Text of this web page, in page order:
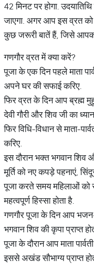
42 मिनट पर होगा.
जाएगा. अगर आप इस व्रत को
कुछ जरूरी बातें हैं, जिसे
गणगौर व्रत में क्या करें?
पूजा के एक दिन पहले माता
अपने घर की सफाई करिए.
फिर व्रत के दिन आप ब्रह्म
देवी गौरी और शिव जी का
फिर विधि-विधान से माता-
करिए.
इस दौरान भक्त भगवान शिव
मूर्ति को नए कपड़े पहनाएं,
पूजा करते समय महिलाओं को
महत्वपूर्ण हिस्सा होता है.
गणगौर पूजा के दिन आप
भगवान शिव की कृपा प्राप्त
पूजा के दौरान आप माता
इससे अखंड सौभाग्य प्राप्त